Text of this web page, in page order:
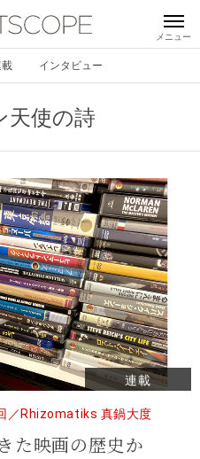
インタビュー
天使の詩
連載
／Rhizomatiks 真鍋大度
た映画の歴史か